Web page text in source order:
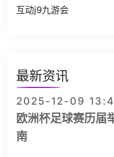
互动j9九游会
最新资讯
2025-12-09
欧洲杯足球赛历届
南